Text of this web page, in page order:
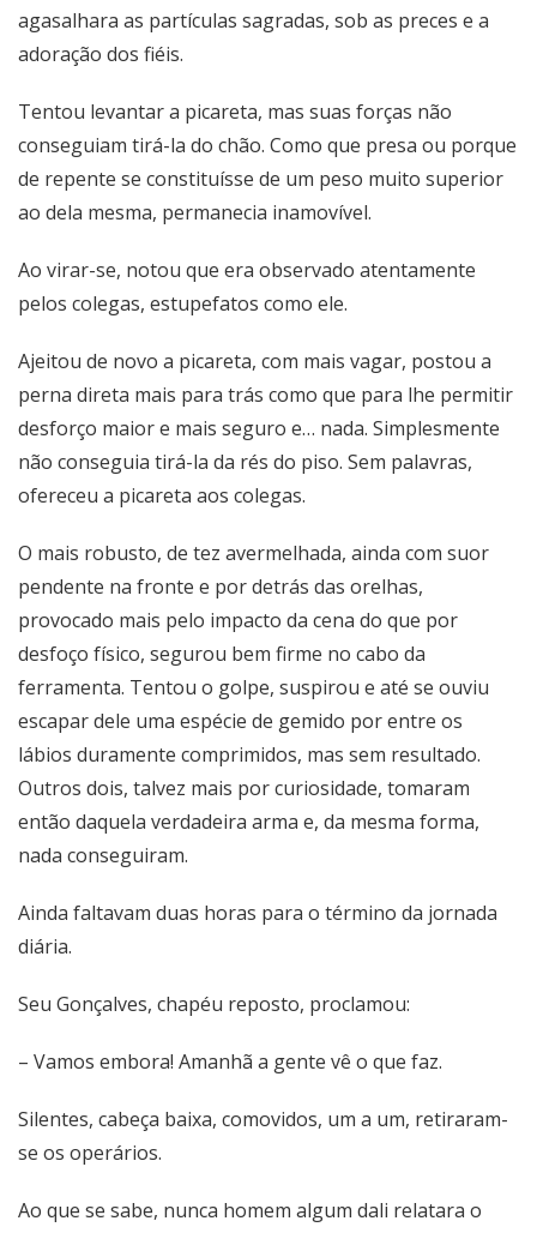
agasalhara as partículas sagradas, sob as preces e a
adoração dos fiéis.
Tentou levantar a picareta, mas suas forças não
conseguiam tirá-la do chão. Como que presa ou porque
de repente se constituísse de um peso muito superior
ao dela mesma, permanecia inamovível.
Ao virar-se, notou que era observado atentamente
pelos colegas, estupefatos como ele.
Ajeitou de novo a picareta, com mais vagar, postou a
perna direta mais para trás como que para lhe permitir
desforço maior e mais seguro e… nada. Simplesmente
não conseguia tirá-la da rés do piso. Sem palavras,
ofereceu a picareta aos colegas.
O mais robusto, de tez avermelhada, ainda com suor
pendente na fronte e por detrás das orelhas,
provocado mais pelo impacto da cena do que por
desfoço físico, segurou bem firme no cabo da
ferramenta. Tentou o golpe, suspirou e até se ouviu
escapar dele uma espécie de gemido por entre os
lábios duramente comprimidos, mas sem resultado.
Outros dois, talvez mais por curiosidade, tomaram
então daquela verdadeira arma e, da mesma forma,
nada conseguiram.
Ainda faltavam duas horas para o término da jornada
diária.
Seu Gonçalves, chapéu reposto, proclamou:
– Vamos embora! Amanhã a gente vê o que faz.
Silentes, cabeça baixa, comovidos, um a um, retiraram-
se os operários.
Ao que se sabe, nunca homem algum dali relatara o